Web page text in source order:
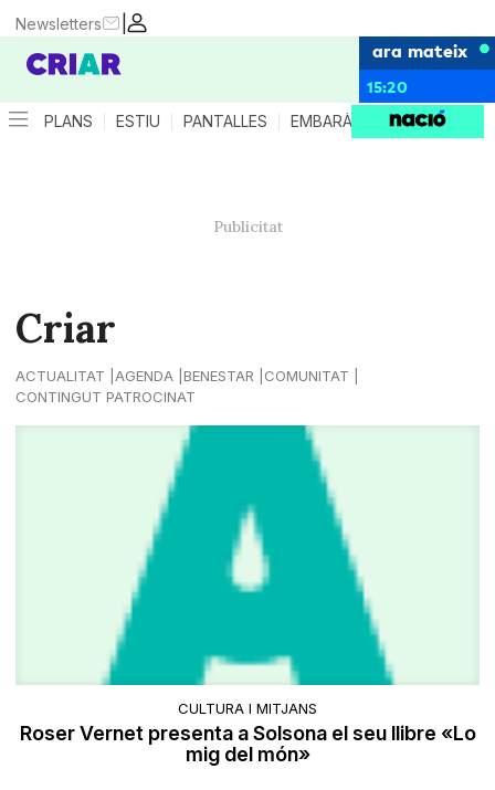
|
Newsletters
ara mateix
15:20
PLANS ESTIU PANTALLES EMBARÀS CRIANÇA
Criar
ACTUALITAT AGENDA BENESTAR
COMUNITAT
CONTINGUT PATROCINAT
CULTURA I MITJANS
Roser Vernet presenta a Solsona el seu llibre «Lo
mig del món»